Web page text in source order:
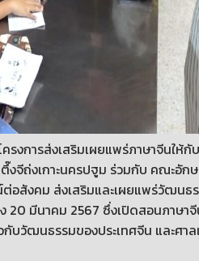
รงการส่งเสริมเผยแพร่ภาษาจีนให้กั
งจีถ่งเกาะนครปฐูม ร่วมกับ คณะอัก
อสังคม ส่งเสริมและเผยแพร่วัฒนธร
20 มีนาคม 2567 ซึ่งเปิดสอนภาษา
วัฒนธรรมของประเทศจีน และศาลเ